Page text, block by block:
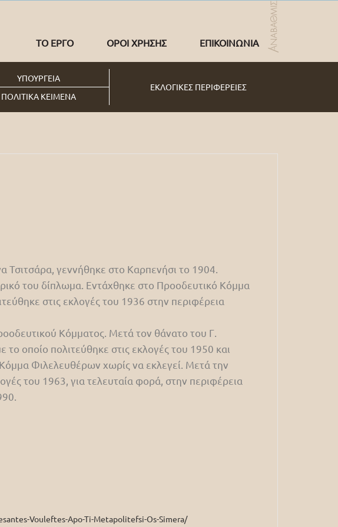
ΤΟ ΕΡΓΟ ΟΡΟΙ ΧΡΗΣΗΣ ΕΠΙΚΟΙΝΩΝΙΑ
ΥΠΟΥΡΓΕΙΑ
ΕΚΛΟΓΙΚΕΣ ΠΕΡΙΦΕΡΕΙΕΣ
ΠΟΛΙΤΙΚΑ ΚΕΙΜΕΝΑ
γεννήθηκε στο Καρπενήσι το 1904.
του δίπλωμα. Εντάχθηκε στο Προοδευτικό Κόμμα
στις εκλογές του 1936 στην περιφέρεια
Κόμματος. Μετά τον θάνατο του Γ.
οποίο πολιτεύθηκε στις εκλογές του 1950 και
Φιλελευθέρων χωρίς να εκλεγεί. Μετά την
του 1963, για τελευταία φορά, στην περιφέρεια
Vouleftes-Apo-Ti-Metapolitefsi-Os-Simera/